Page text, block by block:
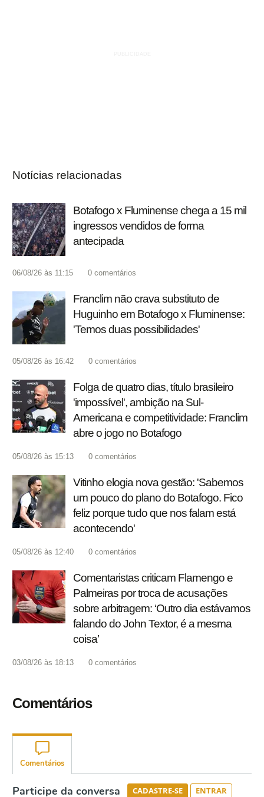
Notícias relacionadas
Botafogo x Fluminense chega a 15 mil
ingressos vendidos de forma
antecipada
06/08/26 às 11:15 0 comentários
Franclim não crava substituto de
Huguinho em Botafogo x Fluminense:
'Temos duas possibilidades'
05/08/26 às 16:42 0 comentários
Folga de quatro dias, título brasileiro
'impossível', ambição na Sul-
Americana e competitividade: Franclim
abre o jogo no Botafogo
05/08/26 às 15:13 0 comentários
Vitinho elogia nova gestão: 'Sabemos
um pouco do plano do Botafogo. Fico
feliz porque tudo que nos falam está
acontecendo'
05/08/26 às 12:40 0 comentários
Comentaristas criticam Flamengo e
Palmeiras por troca de acusações
sobre arbitragem: ‘Outro dia estávamos
falando do John Textor, é a mesma
coisa’
03/08/26 às 18:13 0 comentários
Comentários